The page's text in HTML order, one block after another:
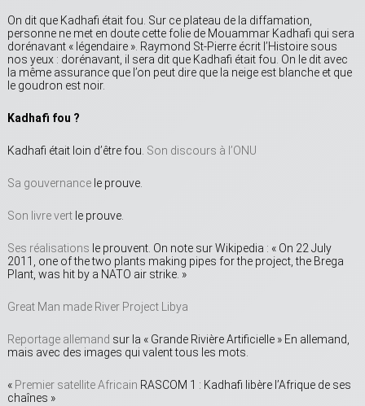
On dit que Kadhafi était fou. Sur ce plateau de la diffamation,
personne ne met en doute cette folie de Mouammar Kadhafi qui sera
dorénavant « légendaire ». Raymond St-Pierre écrit l’Histoire sous
nos yeux : dorénavant, il sera dit que Kadhafi était fou. On le dit avec
la même assurance que l’on peut dire que la neige est blanche et que
le goudron est noir.
Kadhafi fou ?
Kadhafi était loin d’être fou. Son discours à l’ONU
Sa gouvernance le prouve.
Son livre vert le prouve.
Ses réalisations le prouvent. On note sur Wikipedia : « On 22 July
2011, one of the two plants making pipes for the project, the Brega
Plant, was hit by a NATO air strike. »
Great Man made River Project Libya
Reportage allemand sur la « Grande Rivière Artificielle » En allemand,
mais avec des images qui valent tous les mots.
« Premier satellite Africain RASCOM 1 : Kadhafi libère l’Afrique de ses
chaînes »